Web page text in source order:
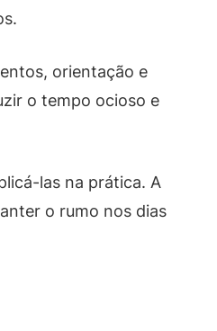
orientação e
o tempo ocioso e
las na prática. A
o rumo nos dias